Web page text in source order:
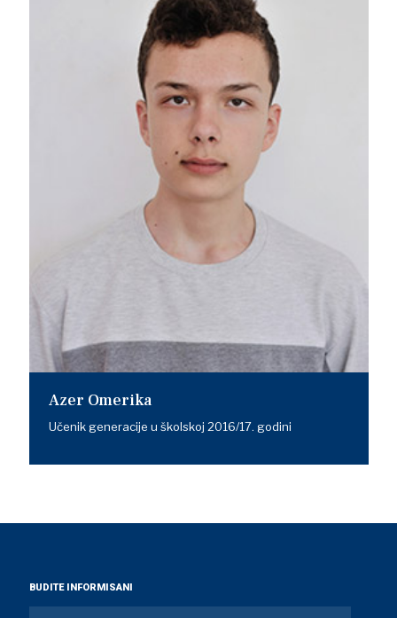
Azer Omerika
Učenik generacije u školskoj 2016/17. godini
BUDITE INFORMISANI